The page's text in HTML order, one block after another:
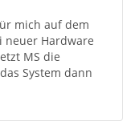
mich auf dem
neuer Hardware
MS die
System dann